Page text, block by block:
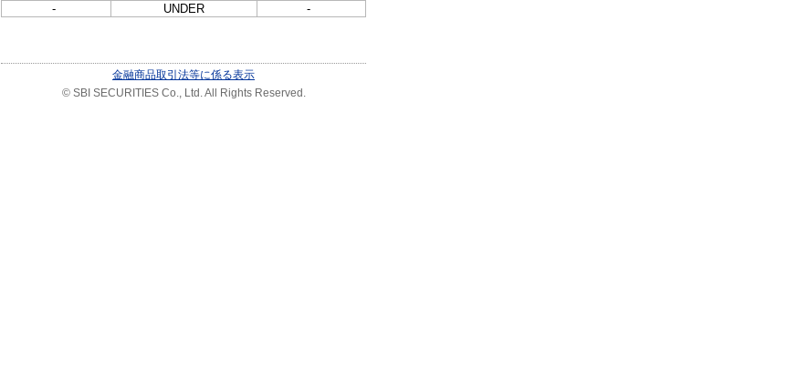
-
UNDER -
金融商品取引法等に係る表示
© SBI SECURITIES Co., Ltd. All Rights Reserved.